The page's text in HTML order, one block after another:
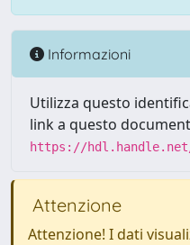
Informazioni
Utilizza questo
link a questo
https://hdl.handle.net/
Attenzione
Attenzione! I dati